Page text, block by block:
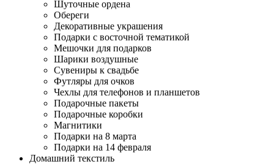
Шуточные ордена
Обереги
Декоративные украшения
Подарки с восточной тематикой
Мешочки для подарков
Шарики воздушные
Сувениры к свадьбе
Футляры для очков
Чехлы для телефонов и планшетов
Подарочные пакеты
Подарочные коробки
Магнитики
Подарки на 8 марта
Подарки на 14 февраля
Домашний текстиль